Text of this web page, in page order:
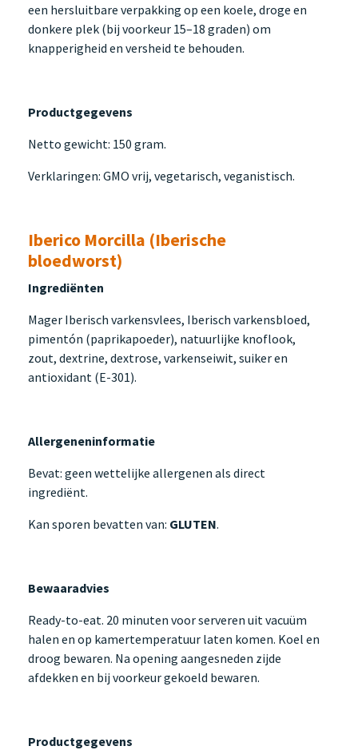
een hersluitbare verpakking op een koele, droge en
donkere plek (bij voorkeur 15–18 graden) om
knapperigheid en versheid te behouden.
Productgegevens
Netto gewicht: 150 gram.
Verklaringen: GMO vrij, vegetarisch, veganistisch.
Iberico Morcilla (Iberische
bloedworst)
Ingrediënten
Mager Iberisch varkensvlees, Iberisch varkensbloed,
pimentón (paprikapoeder), natuurlijke knoflook,
zout, dextrine, dextrose, varkenseiwit, suiker en
antioxidant (E-301).
Allergeneninformatie
Bevat: geen wettelijke allergenen als direct
ingrediënt.
Kan sporen bevatten van: GLUTEN.
Bewaaradvies
Ready-to-eat. 20 minuten voor serveren uit vacuüm
halen en op kamertemperatuur laten komen. Koel en
droog bewaren. Na opening aangesneden zijde
afdekken en bij voorkeur gekoeld bewaren.
Productgegevens